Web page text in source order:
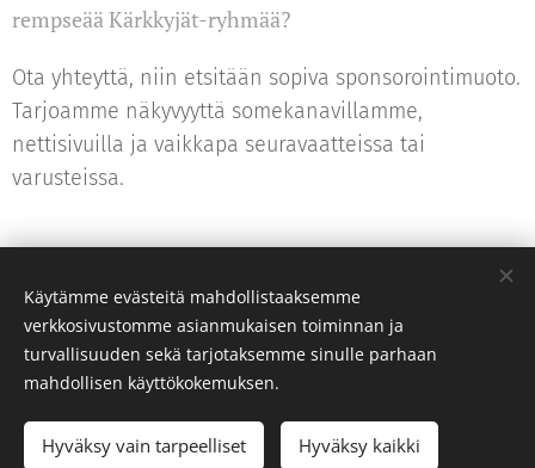
rempseää Kärkkyjät-ryhmää?
Ota yhteyttä, niin etsitään sopiva sponsorointimuoto.
Tarjoamme näkyvyyttä somekanavillamme,
nettisivuilla ja vaikkapa seuravaatteissa tai
varusteissa.
© 2022 Kuvat: @makeprkl / ViKi-Pesis / @starpassphotos
ViKi Pesis
Luotu
Evästeet
Käytämme evästeitä mahdollistaaksemme
verkkosivustomme asianmukaisen toiminnan ja
turvallisuuden sekä tarjotaksemme sinulle parhaan
mahdollisen käyttökokemuksen.
Hyväksy vain tarpeelliset Hyväksy kaikki